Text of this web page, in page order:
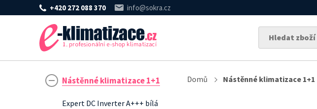
+420 272 088 370 info@sokra.cz
Nástěnné klimatizace 1+1
Expert DC Inverter A+++ bílá
Domů Nástěnné klimatizace 1+1